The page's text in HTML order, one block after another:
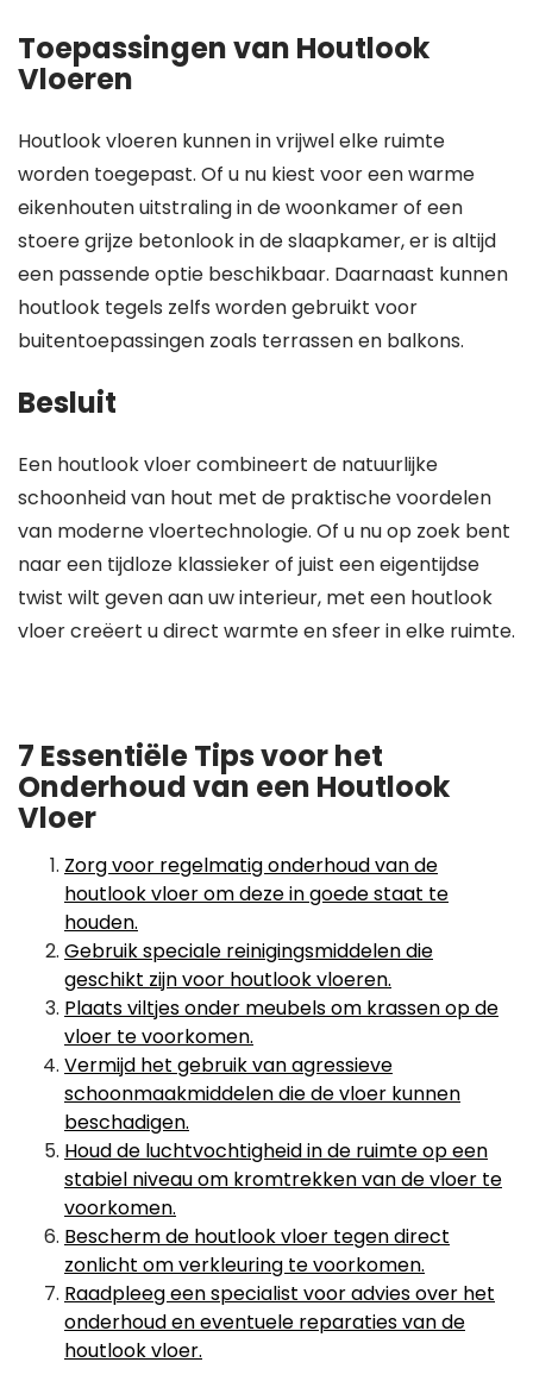
Toepassingen van Houtlook
Vloeren
Houtlook vloeren kunnen in vrijwel elke ruimte
worden toegepast. Of u nu kiest voor een warme
eikenhouten uitstraling in de woonkamer of een
stoere grijze betonlook in de slaapkamer, er is altijd
een passende optie beschikbaar. Daarnaast kunnen
houtlook tegels zelfs worden gebruikt voor
buitentoepassingen zoals terrassen en balkons.
Besluit
Een houtlook vloer combineert de natuurlijke
schoonheid van hout met de praktische voordelen
van moderne vloertechnologie. Of u nu op zoek bent
naar een tijdloze klassieker of juist een eigentijdse
twist wilt geven aan uw interieur, met een houtlook
vloer creëert u direct warmte en sfeer in elke ruimte.
7 Essentiële Tips voor het
Onderhoud van een Houtlook
Vloer
Zorg voor regelmatig onderhoud van de
houtlook vloer om deze in goede staat te
houden.
Gebruik speciale reinigingsmiddelen die
geschikt zijn voor houtlook vloeren.
Plaats viltjes onder meubels om krassen op de
vloer te voorkomen.
Vermijd het gebruik van agressieve
schoonmaakmiddelen die de vloer kunnen
beschadigen.
Houd de luchtvochtigheid in de ruimte op een
stabiel niveau om kromtrekken van de vloer te
voorkomen.
Bescherm de houtlook vloer tegen direct
zonlicht om verkleuring te voorkomen.
Raadpleeg een specialist voor advies over het
onderhoud en eventuele reparaties van de
houtlook vloer.